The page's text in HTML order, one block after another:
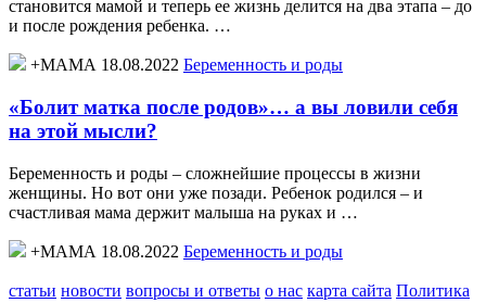
становится мамой и теперь ее жизнь делится на два этапа – до
и после рождения ребенка. …
+МАМА 18.08.2022 Беременность и роды
«Болит матка после родов»… а вы ловили себя
на этой мысли?
Беременность и роды – сложнейшие процессы в жизни
женщины. Но вот они уже позади. Ребенок родился – и
счастливая мама держит малыша на руках и …
+МАМА 18.08.2022 Беременность и роды
статьи новости вопросы и ответы о нас карта сайта Политика